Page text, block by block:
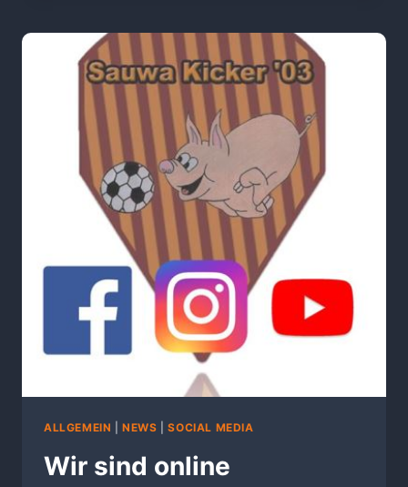
22
.05.22
ALLGEMEIN |NEWS |SOCIAL MEDIA
Wir sind online